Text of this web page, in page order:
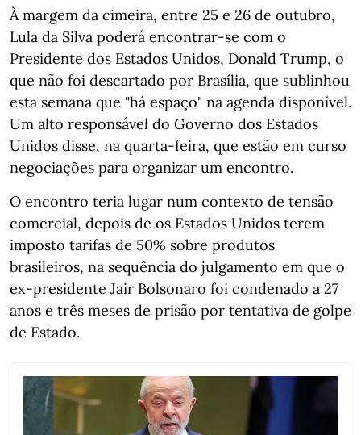
À margem da cimeira, entre 25 e 26 de outubro,
Lula da Silva poderá encontrar-se com o
Presidente dos Estados Unidos, Donald Trump, o
que não foi descartado por Brasília, que sublinhou
esta semana que "há espaço" na agenda disponível.
Um alto responsável do Governo dos Estados
Unidos disse, na quarta-feira, que estão em curso
negociações para organizar um encontro.
O encontro teria lugar num contexto de tensão
comercial, depois de os Estados Unidos terem
imposto tarifas de 50% sobre produtos
brasileiros, na sequência do julgamento em que o
ex-presidente Jair Bolsonaro foi condenado a 27
anos e três meses de prisão por tentativa de golpe
de Estado.